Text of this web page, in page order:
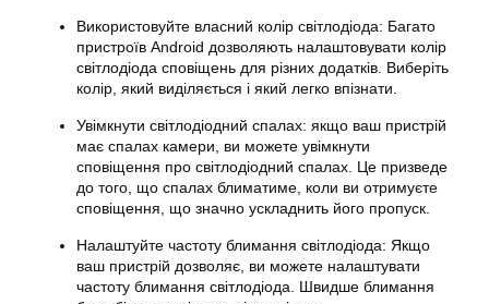
Використовуйте власний колір світлодіода: Багато
пристроїв Android дозволяють налаштовувати колір
світлодіода сповіщень для різних додатків. Виберіть
колір, який виділяється і який легко впізнати.
Увімкнути світлодіодний спалах: якщо ваш пристрій
має спалах камери, ви можете увімкнути
сповіщення про світлодіодний спалах. Це призведе
до того, що спалах блиматиме, коли ви отримуєте
сповіщення, що значно ускладнить його пропуск.
Налаштуйте частоту блимання світлодіода: Якщо
ваш пристрій дозволяє, ви можете налаштувати
частоту блимання світлодіода. Швидше блимання